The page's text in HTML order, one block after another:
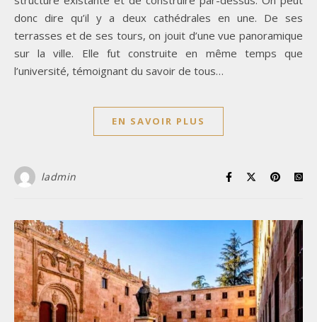
donc dire qu’il y a deux cathédrales en une. De ses
terrasses et de ses tours, on jouit d’une vue panoramique
sur la ville. Elle fut construite en même temps que
l’université, témoignant du savoir de tous…
EN SAVOIR PLUS
ladmin